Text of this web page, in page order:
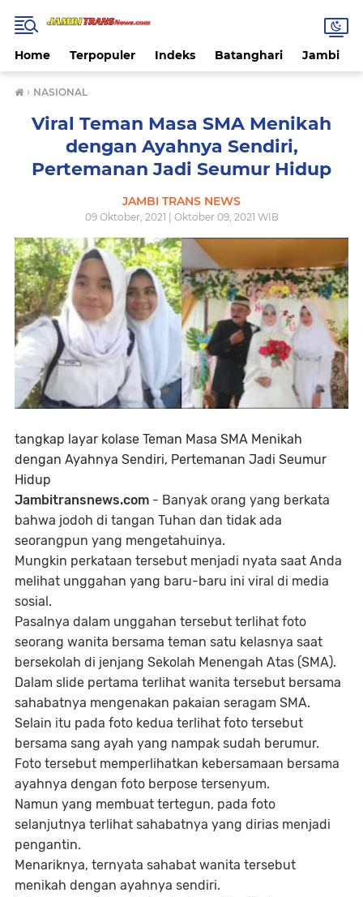
Home Terpopuler Indeks Batanghari Jambi
› NASIONAL
Viral Teman Masa SMA Menikah
dengan Ayahnya Sendiri,
Pertemanan Jadi Seumur Hidup
JAMBI TRANS NEWS
09 Oktober, 2021 | Oktober 09, 2021 WIB
tangkap layar kolase Teman Masa SMA Menikah
dengan Ayahnya Sendiri, Pertemanan Jadi Seumur
Hidup
Jambitransnews.com - Banyak orang yang berkata
bahwa jodoh di tangan Tuhan dan tidak ada
seorangpun yang mengetahuinya.
Mungkin perkataan tersebut menjadi nyata saat Anda
melihat unggahan yang baru-baru ini viral di media
sosial.
Pasalnya dalam unggahan tersebut terlihat foto
seorang wanita bersama teman satu kelasnya saat
bersekolah di jenjang Sekolah Menengah Atas (SMA).
Dalam slide pertama terlihat wanita tersebut bersama
sahabatnya mengenakan pakaian seragam SMA.
Selain itu pada foto kedua terlihat foto tersebut
bersama sang ayah yang nampak sudah berumur.
Foto tersebut memperlihatkan kebersamaan bersama
ayahnya dengan foto berpose tersenyum.
Namun yang membuat tertegun, pada foto
selanjutnya terlihat sahabatnya yang dirias menjadi
pengantin.
Menariknya, ternyata sahabat wanita tersebut
menikah dengan ayahnya sendiri.